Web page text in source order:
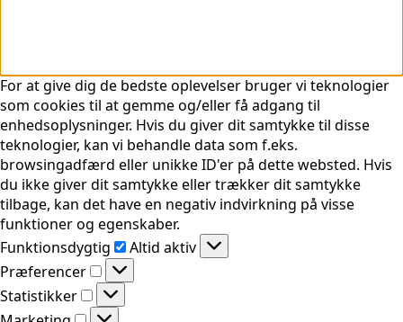
For at give dig de bedste oplevelser bruger vi teknologier
som cookies til at gemme og/eller få adgang til
enhedsoplysninger. Hvis du giver dit samtykke til disse
teknologier, kan vi behandle data som f.eks.
browsingadfærd eller unikke ID'er på dette websted. Hvis
du ikke giver dit samtykke eller trækker dit samtykke
tilbage, kan det have en negativ indvirkning på visse
funktioner og egenskaber.
Funktionsdygtig
Funktionsdygtig
Altid aktiv
Præferencer
Præferencer
Statistikker
Statistikker
Marketing